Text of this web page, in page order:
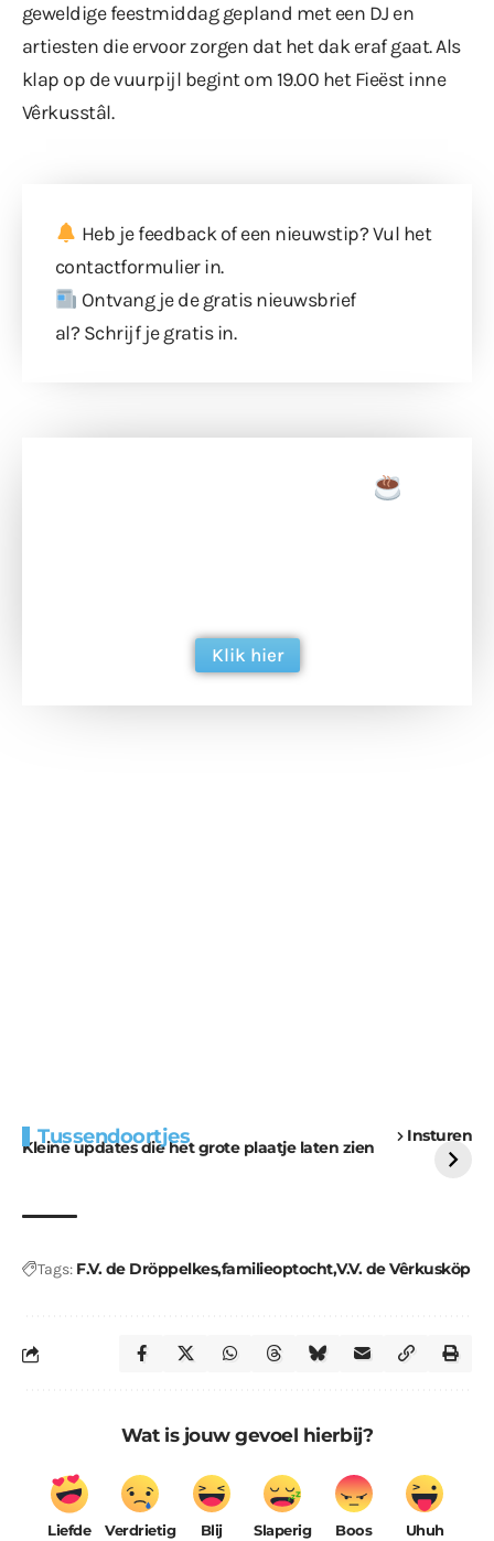
geweldige feestmiddag gepland met een DJ en
artiesten die ervoor zorgen dat het dak eraf gaat. Als
klap op de vuurpijl begint om 19.00 het Fieëst inne
Vêrkusstâl.
Heb je feedback of een nieuwstip? Vul het
contactformulierin.
Ontvang je de gratis nieuwsbrief
al? Schrijf je gratis in.
Klik hier
Tussendoortjes Insturen
Kleine updates die het grote plaatje laten zien
voor kabouters
uitdaging
Tags: F.V. de DröppelkesfamilieoptochtV.V. de Vêrkusköp
Wat is jouw gevoel hierbij?
Liefde Verdrietig Blij Slaperig Boos Uhuh